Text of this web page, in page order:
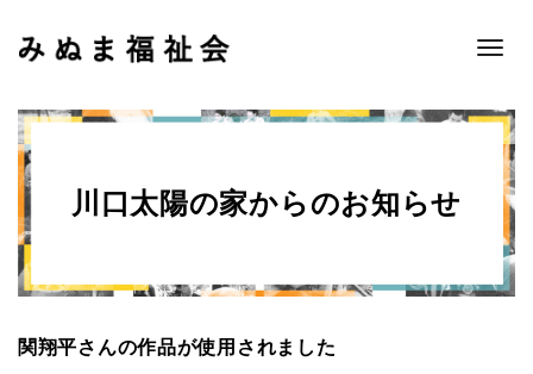
Toggle
川口太陽の家からのお知らせ
関翔平さんの作品が使用されました